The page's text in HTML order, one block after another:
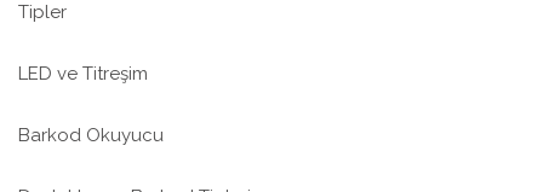
Tipler
LED ve Titreşim
Barkod Okuyucu